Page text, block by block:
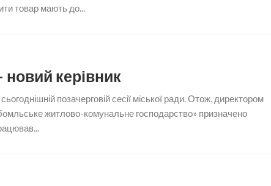
товар мають до...
керівник
позачерговій сесії міської ради. Отож, директором
житлово-комунальне господарство» призначено